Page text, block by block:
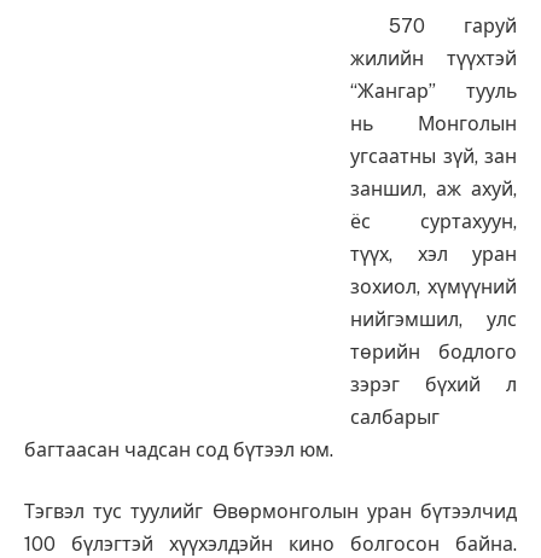
570 гаруй
жилийн түүхтэй
“Жангар” тууль
нь Монголын
угсаатны зүй, зан
заншил, аж ахуй,
ёс суртахуун,
түүх, хэл уран
зохиол, хүмүүний
нийгэмшил, улс
төрийн бодлого
зэрэг бүхий л
салбарыг
багтаасан чадсан сод бүтээл юм.
Тэгвэл тус туулийг Өвөрмонголын уран бүтээлчид
100 бүлэгтэй хүүхэлдэйн кино болгосон байна.